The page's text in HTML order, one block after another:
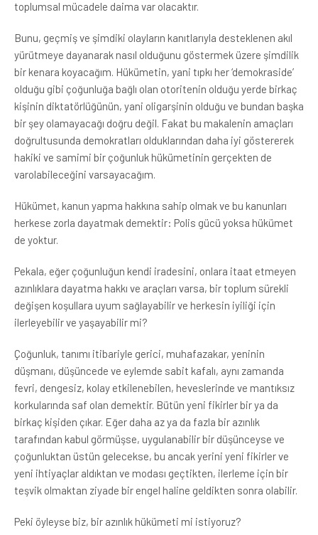
toplumsal mücadele daima var olacaktır.
Bunu, geçmiş ve şimdiki olayların kanıtlarıyla desteklenen akıl
yürütmeye dayanarak nasıl olduğunu göstermek üzere şimdilik
bir kenara koyacağım. Hükümetin, yani tıpkı her ‘demokraside’
olduğu gibi çoğunluğa bağlı olan otoritenin olduğu yerde birkaç
kişinin diktatörlüğünün, yani oligarşinin olduğu ve bundan başka
bir şey olamayacağı doğru değil. Fakat bu makalenin amaçları
doğrultusunda demokratları olduklarından daha iyi göstererek
hakiki ve samimi bir çoğunluk hükümetinin gerçekten de
varolabileceğini varsayacağım.
Hükümet, kanun yapma hakkına sahip olmak ve bu kanunları
herkese zorla dayatmak demektir: Polis gücü yoksa hükümet
de yoktur.
Pekala, eğer çoğunluğun kendi iradesini, onlara itaat etmeyen
azınlıklara dayatma hakkı ve araçları varsa, bir toplum sürekli
değişen koşullara uyum sağlayabilir ve herkesin iyiliği için
ilerleyebilir ve yaşayabilir mi?
Çoğunluk, tanımı itibariyle gerici, muhafazakar, yeninin
düşmanı, düşüncede ve eylemde sabit kafalı, aynı zamanda
fevri, dengesiz, kolay etkilenebilen, heveslerinde ve mantıksız
korkularında saf olan demektir. Bütün yeni fikirler bir ya da
birkaç kişiden çıkar. Eğer daha az ya da fazla bir azınlık
tarafından kabul görmüşse, uygulanabilir bir düşünceyse ve
çoğunluktan üstün gelecekse, bu ancak yerini yeni fikirler ve
yeni ihtiyaçlar aldıktan ve modası geçtikten, ilerleme için bir
teşvik olmaktan ziyade bir engel haline geldikten sonra olabilir.
Peki öyleyse biz, bir azınlık hükümeti mi istiyoruz?